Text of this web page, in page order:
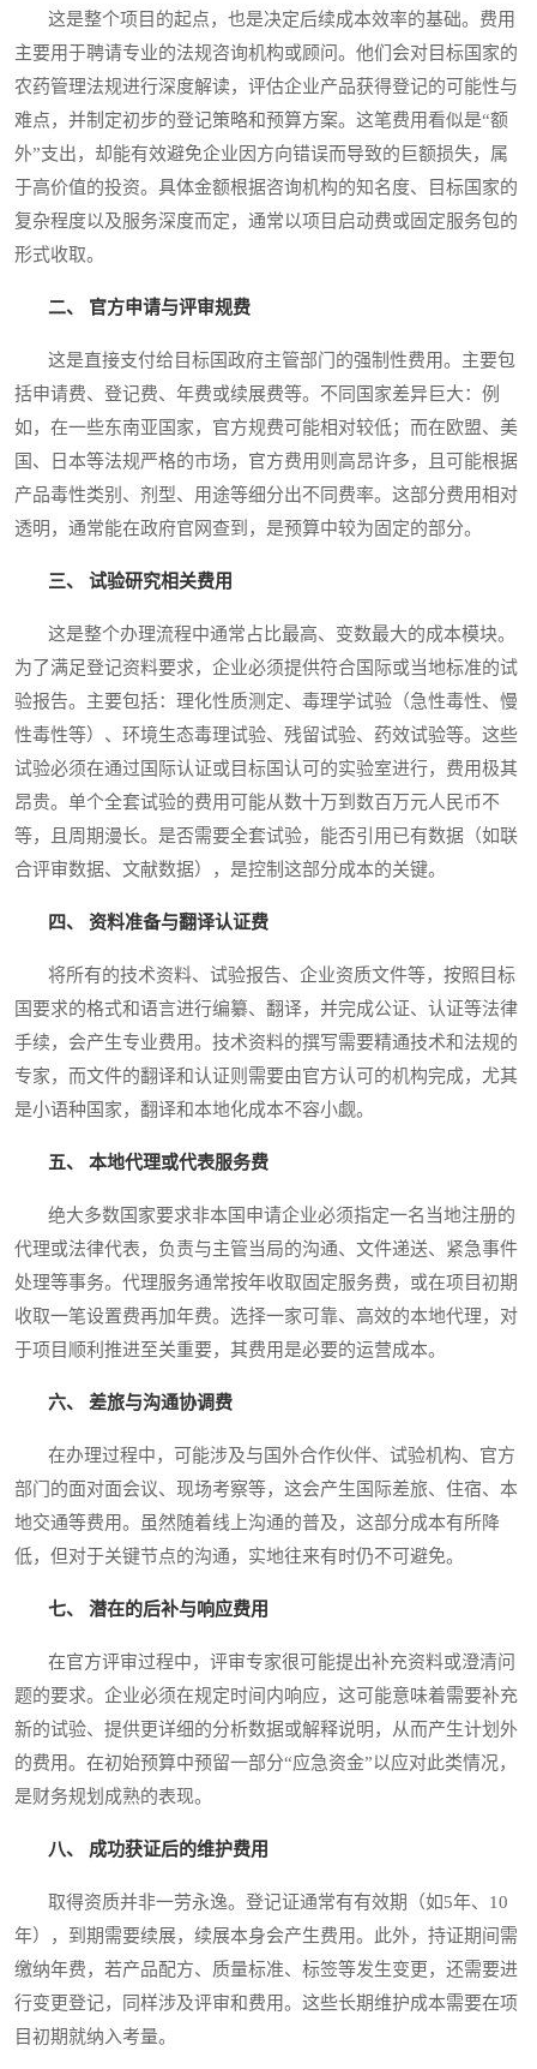
这是整个项目的起点，也是决定后续成本效率的基础。费用
主要用于聘请专业的法规咨询机构或顾问。他们会对目标国家的
农药管理法规进行深度解读，评估企业产品获得登记的可能性与
难点，并制定初步的登记策略和预算方案。这笔费用看似是“额
外”支出，却能有效避免企业因方向错误而导致的巨额损失，属
于高价值的投资。具体金额根据咨询机构的知名度、目标国家的
复杂程度以及服务深度而定，通常以项目启动费或固定服务包的
形式收取。
二、 官方申请与评审规费
这是直接支付给目标国政府主管部门的强制性费用。主要包
括申请费、登记费、年费或续展费等。不同国家差异巨大：例
如，在一些东南亚国家，官方规费可能相对较低；而在欧盟、美
国、日本等法规严格的市场，官方费用则高昂许多，且可能根据
产品毒性类别、剂型、用途等细分出不同费率。这部分费用相对
透明，通常能在政府官网查到，是预算中较为固定的部分。
三、 试验研究相关费用
这是整个办理流程中通常占比最高、变数最大的成本模块。
为了满足登记资料要求，企业必须提供符合国际或当地标准的试
验报告。主要包括：理化性质测定、毒理学试验（急性毒性、慢
性毒性等）、环境生态毒理试验、残留试验、药效试验等。这些
试验必须在通过国际认证或目标国认可的实验室进行，费用极其
昂贵。单个全套试验的费用可能从数十万到数百万元人民币不
等，且周期漫长。是否需要全套试验，能否引用已有数据（如联
合评审数据、文献数据），是控制这部分成本的关键。
四、 资料准备与翻译认证费
将所有的技术资料、试验报告、企业资质文件等，按照目标
国要求的格式和语言进行编纂、翻译，并完成公证、认证等法律
手续，会产生专业费用。技术资料的撰写需要精通技术和法规的
专家，而文件的翻译和认证则需要由官方认可的机构完成，尤其
是小语种国家，翻译和本地化成本不容小觑。
五、 本地代理或代表服务费
绝大多数国家要求非本国申请企业必须指定一名当地注册的
代理或法律代表，负责与主管当局的沟通、文件递送、紧急事件
处理等事务。代理服务通常按年收取固定服务费，或在项目初期
收取一笔设置费再加年费。选择一家可靠、高效的本地代理，对
于项目顺利推进至关重要，其费用是必要的运营成本。
六、 差旅与沟通协调费
在办理过程中，可能涉及与国外合作伙伴、试验机构、官方
部门的面对面会议、现场考察等，这会产生国际差旅、住宿、本
地交通等费用。虽然随着线上沟通的普及，这部分成本有所降
低，但对于关键节点的沟通，实地往来有时仍不可避免。
七、 潜在的后补与响应费用
在官方评审过程中，评审专家很可能提出补充资料或澄清问
题的要求。企业必须在规定时间内响应，这可能意味着需要补充
新的试验、提供更详细的分析数据或解释说明，从而产生计划外
的费用。在初始预算中预留一部分“应急资金”以应对此类情况，
是财务规划成熟的表现。
八、 成功获证后的维护费用
取得资质并非一劳永逸。登记证通常有有效期（如5年、10
年），到期需要续展，续展本身会产生费用。此外，持证期间需
缴纳年费，若产品配方、质量标准、标签等发生变更，还需要进
行变更登记，同样涉及评审和费用。这些长期维护成本需要在项
目初期就纳入考量。